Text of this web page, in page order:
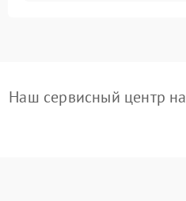
Наш сервисный центр